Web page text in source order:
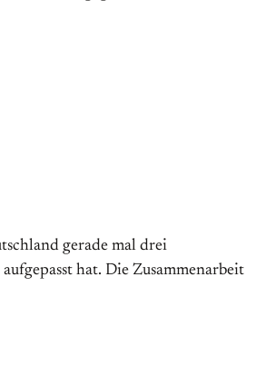
gerade mal drei
hat. Die Zusammenarbeit